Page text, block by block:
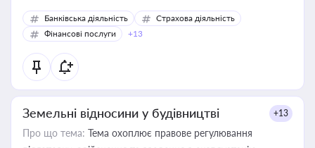
Банківська діяльність
Страхова діяльність
Фінансові послуги
+13
Земельні відносини у будівництві +13
Про що тема: Тема охоплює правове регулювання